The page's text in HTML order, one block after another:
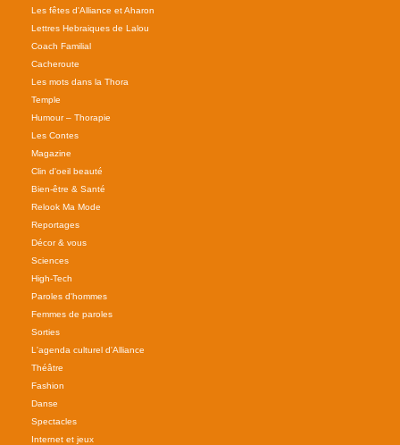
Les fêtes d'Alliance et Aharon
Lettres Hebraiques de Lalou
Coach Familial
Cacheroute
Les mots dans la Thora
Temple
Humour – Thorapie
Les Contes
Magazine
Clin d'oeil beauté
Bien-être & Santé
Relook Ma Mode
Reportages
Décor & vous
Sciences
High-Tech
Paroles d'hommes
Femmes de paroles
Sorties
L'agenda culturel d'Alliance
Théâtre
Fashion
Danse
Spectacles
Internet et jeux